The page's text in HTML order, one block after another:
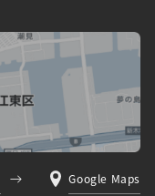
Google Maps